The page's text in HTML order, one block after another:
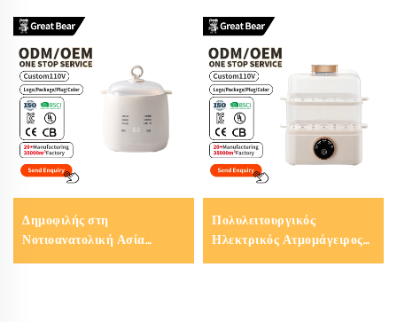
Δημοφιλής στη
Νοτιοανατολική Ασία
Ηλεκτρικός Βραστήρας
Πολυλειτουργικός
Ηλεκτρικός Ατμομάγειρος
Αυγών Great Bear, 220 V,